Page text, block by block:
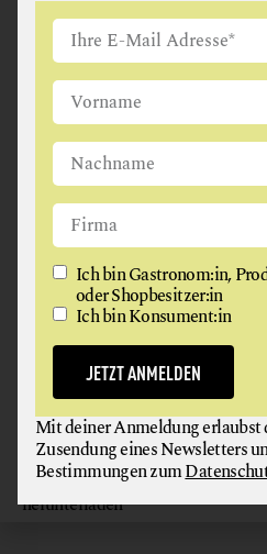
GAUMEN HOCH
MAGAZIN
Hier gratis
herunterladen
Ich bin Gastronom:in,
Shopbesitzer:in
Ich bin Konsument:in
JETZT ANMELDEN
Mit deiner Anmeldung erlaubst
Zusendung eines Newsletters
Bestimmungen zum Datenschutz
Ich bin Gastronom:in,
oder Shopbesitzer:in
Ich bin Konsument:in
JETZT ANMELDEN
Mit deiner Anmeldung erlaubst
Zusendung eines Newsletters
Bestimmungen zum